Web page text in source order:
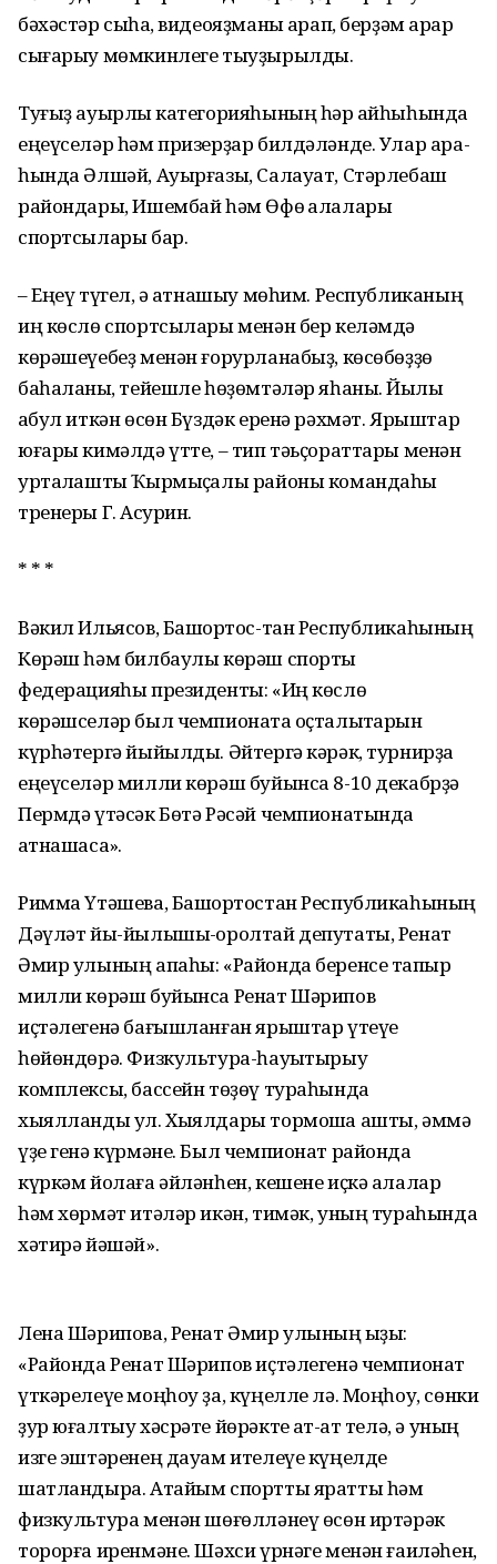
бәхәстәр сыҡһа, видеояҙманы ҡарап, берҙәм ҡарар
сығарыу мөмкинлеге тыуҙырылды.
Туғыҙ ауырлыҡ категорияһының һәр ҡайһыһында
еңеүселәр һәм призерҙар билдәләнде. Улар ара-
һында Әлшәй, Ауырғазы, Салауат, Стәрлебаш
райондары, Ишембай һәм Өфө ҡалалары
спортсылары бар.
– Еңеү түгел, ә ҡатнашыу мөһим. Республиканың
иң көслө спортсылары менән бер келәмдә
көрәшеүебеҙ менән ғорурланабыҙ, көсөбөҙҙө
баһаланыҡ, тейешле һөҙөмтәләр яһаныҡ. Йылы
ҡабул иткән өсөн Бүздәк еренә рәхмәт. Ярыштар
юғары кимәлдә үтте, – тип тәьҫораттары менән
уртаҡлашты Ҡырмыҫҡалы районы командаһы
тренеры Г. Аҡсурин.
* * *
Вәкил Ильясов, Башҡортос-тан Республикаһының
Көрәш һәм билбаулы көрәш спорты
федерацияһы президенты: «Иң көслө
көрәшселәр был чемпионатҡа оҫталыҡтарын
күрһәтергә йыйылды. Әйтергә кәрәк, турнирҙа
еңеүселәр милли көрәш буйынса 8-10 декабрҙә
Пермдә үтәсәк Бөтә Рәсәй чемпионатында
ҡатнашасаҡ».
Римма Үтәшева, Башҡортостан Республикаһының
Дәүләт йы-йылышы-ҡоролтай депутаты, Ренат
Әмир улының апаһы: «Районда беренсе тапҡыр
милли көрәш буйынса Ренат Шәрипов
иҫтәлегенә бағышланған ярыштар үтеүе
һөйөндөрә. Физкультура-һауыҡтырыу
комплексы, бассейн төҙөү тураһында
хыялланды ул. Хыялдары тормошҡа ашты, әммә
үҙе генә күрмәне. Был чемпионат районда
күркәм йолаға әйләнһен, кешене иҫкә алалар
һәм хөрмәт итәләр икән, тимәк, уның тураһында
хәтирә йәшәй».
Лена Шәрипова, Ренат Әмир улының ҡыҙы:
«Районда Ренат Шәрипов иҫтәлегенә чемпионат
үткәрелеүе моңһоу ҙа, күңелле лә. Моңһоу, сөнки
ҙур юғалтыу хәсрәте йөрәкте ҡат-ҡат телә, ә уның
изге эштәренең дауам ителеүе күңелде
шатландыра. Атайым спортты яратты һәм
физкультура менән шөғөлләнеү өсөн иртәрәк
торорға иренмәне. Шәхси үрнәге менән ғаиләһен,